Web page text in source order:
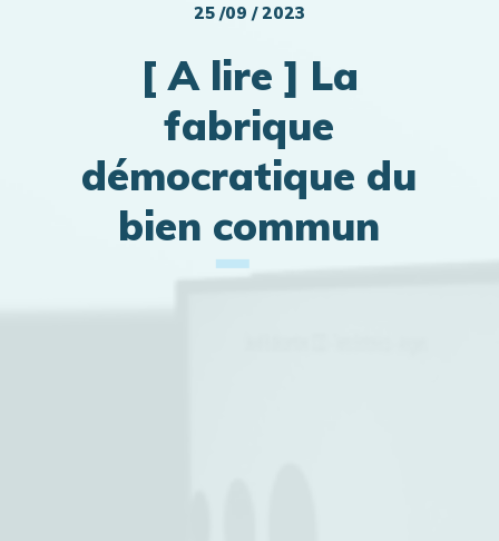
25 /09 / 2023
[ A lire ] La
fabrique
démocratique du
bien commun